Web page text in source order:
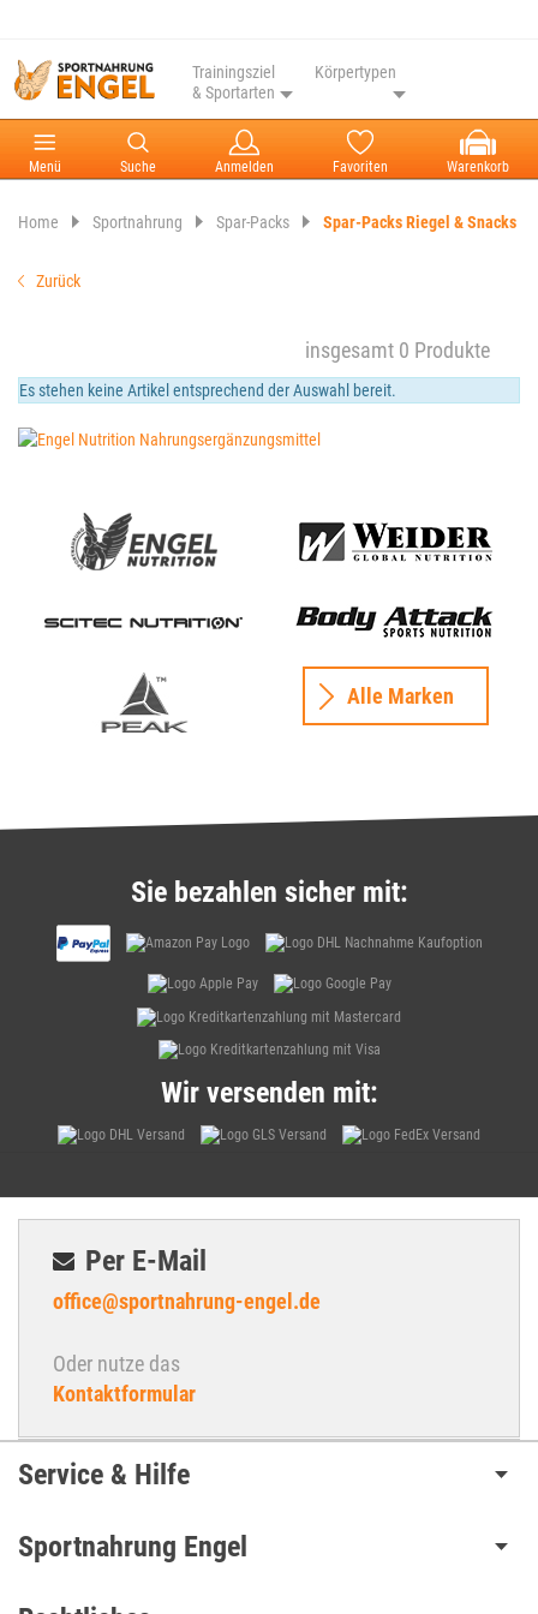
Trainingsziel
& Sportarten
Körpertypen
Menü Suche Anmelden Favoriten Warenkorb
Home Sportnahrung Spar-Packs Spar-Packs Riegel & Snacks
Zurück
insgesamt 0 Produkte
Es stehen keine Artikel entsprechend der Auswahl bereit.
Alle Marken
Sie bezahlen sicher mit:
Wir versenden mit:
Per E-Mail
office@sportnahrung-engel.de
Oder nutze das
Kontaktformular
Service & Hilfe
Sportnahrung Engel